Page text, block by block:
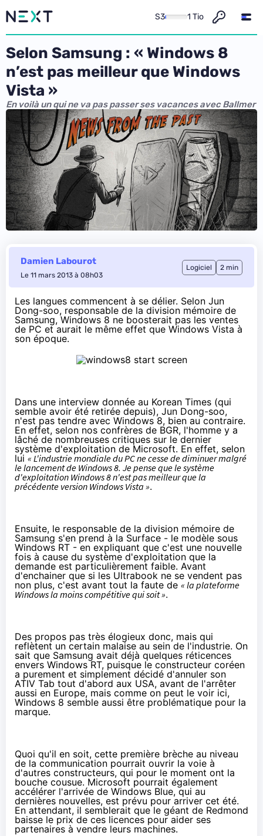
S3 1 Tio
Selon Samsung : « Windows 8
n’est pas meilleur que Windows
Vista »
En voilà un qui ne va pas passer ses vacances avec Ballmer
Damien Labourot
Le 11 mars 2013 à 08h03
Logiciel 2 min
Les langues commencent à se délier. Selon Jun
Dong-soo, responsable de la division mémoire de
Samsung, Windows 8 ne boosterait pas les ventes
de PC et aurait le même effet que Windows Vista à
son époque.
Dans une interview donnée au Korean Times (qui
semble avoir été retirée depuis), Jun Dong-soo,
n'est pas tendre avec Windows 8, bien au contraire.
En effet, selon nos confrères de BGR, l'homme y a
lâché de nombreuses critiques sur le dernier
système d'exploitation de Microsoft. En effet, selon
lui « L'industrie mondiale du PC ne cesse de diminuer malgré
le lancement de Windows 8. Je pense que le système
d'exploitation Windows 8 n'est pas meilleur que la
précédente version Windows Vista ».
Ensuite, le responsable de la division mémoire de
Samsung s'en prend à la Surface - le modèle sous
Windows RT - en expliquant que c'est une nouvelle
fois à cause du système d'exploitation que la
demande est particulièrement faible. Avant
d'enchainer que si les Ultrabook ne se vendent pas
non plus, c'est avant tout la faute de « la plateforme
Windows la moins compétitive qui soit ».
Des propos pas très élogieux donc, mais qui
reflètent un certain malaise au sein de l'industrie. On
sait que Samsung avait déjà quelques réticences
envers Windows RT, puisque le constructeur coréen
a purement et simplement décidé d'annuler son
ATIV Tab tout d'abord aux USA, avant de l'arrêter
aussi en Europe, mais comme on peut le voir ici,
Windows 8 semble aussi être problématique pour la
marque.
Quoi qu'il en soit, cette première brèche au niveau
de la communication pourrait ouvrir la voie à
d'autres constructeurs, qui pour le moment ont la
bouche cousue. Microsoft pourrait également
accélérer l'arrivée de Windows Blue, qui au
dernières nouvelles, est prévu pour arriver cet été.
En attendant, il semblerait que le géant de Redmond
baisse le prix de ces licences pour aider ses
partenaires à vendre leurs machines.